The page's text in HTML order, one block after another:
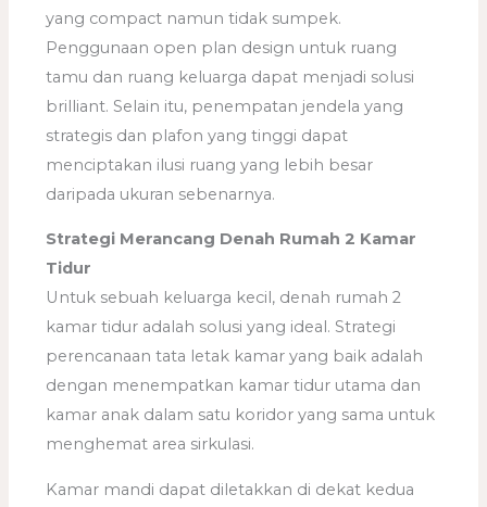
yang compact namun tidak sumpek.
Penggunaan open plan design untuk ruang
tamu dan ruang keluarga dapat menjadi solusi
brilliant. Selain itu, penempatan jendela yang
strategis dan plafon yang tinggi dapat
menciptakan ilusi ruang yang lebih besar
daripada ukuran sebenarnya.
Strategi Merancang Denah Rumah 2 Kamar
Tidur
Untuk sebuah keluarga kecil, denah rumah 2
kamar tidur adalah solusi yang ideal. Strategi
perencanaan tata letak kamar yang baik adalah
dengan menempatkan kamar tidur utama dan
kamar anak dalam satu koridor yang sama untuk
menghemat area sirkulasi.
Kamar mandi dapat diletakkan di dekat kedua